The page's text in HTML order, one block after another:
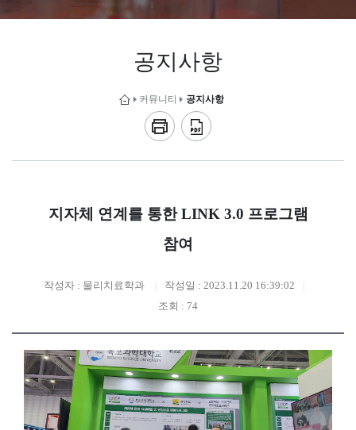
공지사항
커뮤니티 공지사항
지자체 연계를 통한 LINK 3.0 프로그램
참여
작성자 : 물리치료학과
작성일 : 2023.11.20 16:39:02
조회 : 74